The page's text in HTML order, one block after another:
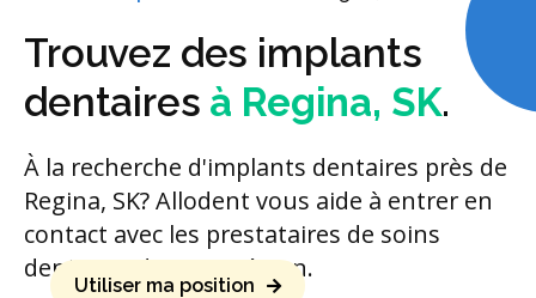
Trouvez des implants
dentaires à Regina, SK.
À la recherche d'implants dentaires près de
Regina, SK? Allodent vous aide à entrer en
contact avec les prestataires de soins
dentaires de votre région.
Utiliser ma position